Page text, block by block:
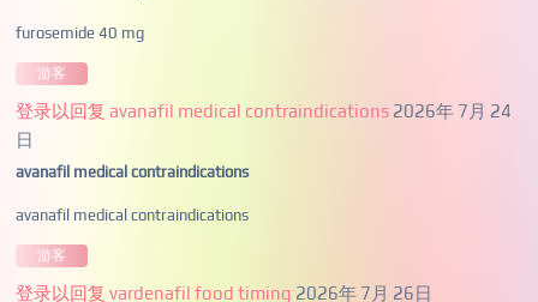
furosemide 40 mg
游客
登录以回复 avanafil medical contraindications 2026年 7月 24
日
avanafil medical contraindications
avanafil medical contraindications
游客
登录以回复 vardenafil food timing 2026年 7月 26日